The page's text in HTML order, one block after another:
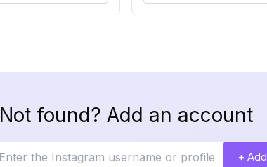
Not found? Add an account
+ Add